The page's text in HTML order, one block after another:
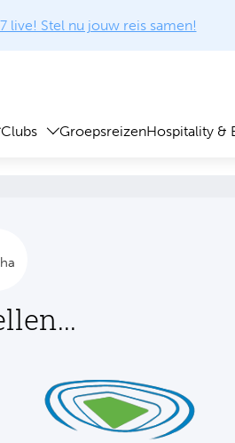
Stel nu jouw reis samen!
Clubs GroepsreizenHospitality &